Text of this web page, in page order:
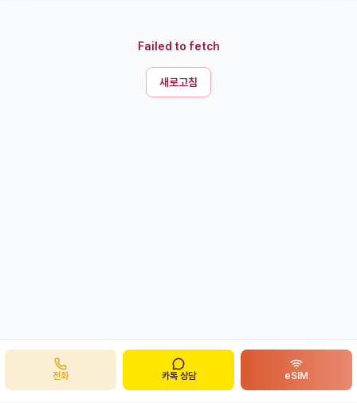
Failed to fetch
새로고침
전화 카톡 상담 eSIM